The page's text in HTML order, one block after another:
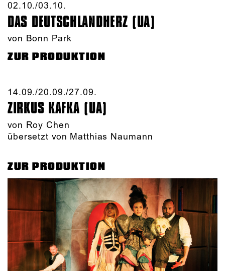
02.10./​03.10.​
DAS DEUTSCHLAND­HERZ (UA)
von Bonn Park
ZUR PRODUKTION
14.09./​20.09./​27.09.​
ZIRKUS KAFKA (UA)
von Roy Chen
übersetzt von Matthias Naumann
ZUR PRODUKTION